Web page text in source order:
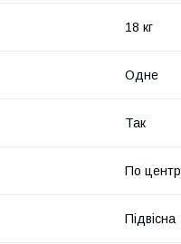
18 кг
Одне
Так
По
Підвісна